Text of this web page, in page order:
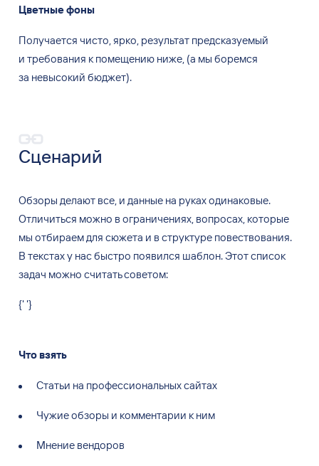
Цветные фоны
Получается чисто, ярко, результат предсказуемый
и требования к помещению ниже, (а мы боремся
за невысокий бюджет).
Сценарий
Обзоры делают все, и данные на руках одинаковые.
Отличиться можно в ограничениях, вопросах, которые
мы отбираем для сюжета и в структуре повествования.
В текстах у нас быстро появился шаблон. Этот список
задач можно считать советом:
{' '}
Что взять
Статьи на профессиональных сайтах
Чужие обзоры и комментарии к ним
Мнение вендоров